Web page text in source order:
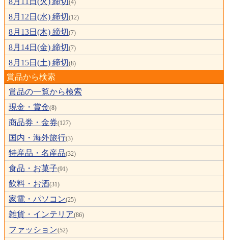
(4)
8月12日(水) 締切(12)
8月13日(木) 締切(7)
8月14日(金) 締切(7)
8月15日(土) 締切(8)
賞品から検索
賞品の一覧から検索
現金・賞金(8)
商品券・金券(127)
国内・海外旅行(3)
特産品・名産品(32)
食品・お菓子(91)
飲料・お酒(31)
家電・パソコン(25)
雑貨・インテリア(86)
ファッション(52)